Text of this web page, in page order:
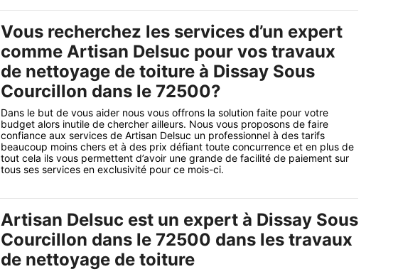
Vous recherchez les services d’un expert
comme Artisan Delsuc pour vos travaux
de nettoyage de toiture à Dissay Sous
Courcillon dans le 72500?
Dans le but de vous aider nous vous offrons la solution faite pour votre
budget alors inutile de chercher ailleurs. Nous vous proposons de faire
confiance aux services de Artisan Delsuc un professionnel à des tarifs
beaucoup moins chers et à des prix défiant toute concurrence et en plus de
tout cela ils vous permettent d’avoir une grande de facilité de paiement sur
tous ses services en exclusivité pour ce mois-ci.
Artisan Delsuc est un expert à Dissay Sous
Courcillon dans le 72500 dans les travaux
de nettoyage de toiture